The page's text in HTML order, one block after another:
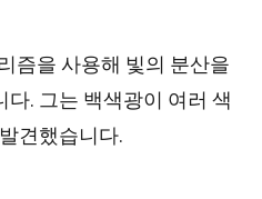
즘을 사용해 빛의 분산을
. 그는 백색광이 여러 색
견했습니다.